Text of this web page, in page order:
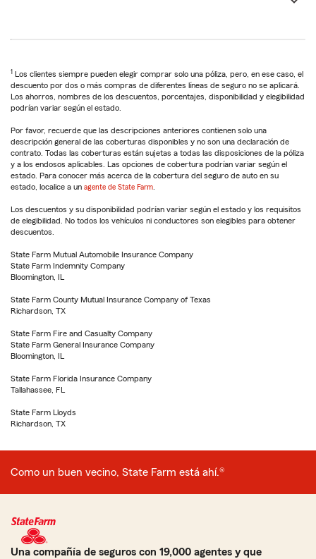
1 Los clientes siempre pueden elegir comprar solo una póliza, pero, en ese caso, el
descuento por dos o más compras de diferentes líneas de seguro no se aplicará.
Los ahorros, nombres de los descuentos, porcentajes, disponibilidad y elegibilidad
podrían variar según el estado.
Por favor, recuerde que las descripciones anteriores contienen solo una
descripción general de las coberturas disponibles y no son una declaración de
contrato. Todas las coberturas están sujetas a todas las disposiciones de la póliza
y a los endosos aplicables. Las opciones de cobertura podrían variar según el
estado. Para conocer más acerca de la cobertura del seguro de auto en su
estado, localice a un agente de State Farm
Los descuentos y su disponibilidad podrían variar según el estado y los requisitos
de elegibilidad. No todos los vehículos ni conductores son elegibles para obtener
descuentos.
State Farm Mutual Automobile Insurance Company
State Farm Indemnity Company
Bloomington, IL
State Farm County Mutual Insurance Company of Texas
Richardson, TX
State Farm Fire and Casualty Company
State Farm General Insurance Company
Bloomington, IL
State Farm Florida Insurance Company
Tallahassee, FL
State Farm Lloyds
Richardson, TX
Como un buen vecino, State Farm está ahí.®
Una compañía de seguros con 19,000 agentes y que